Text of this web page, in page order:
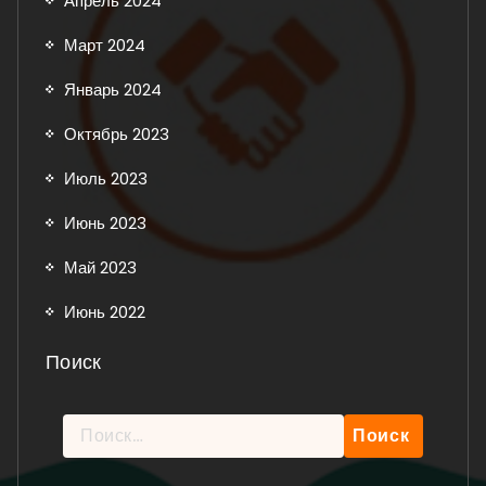
Март 2024
Январь 2024
Октябрь 2023
Июль 2023
Июнь 2023
Май 2023
Июнь 2022
Поиск
Найти: